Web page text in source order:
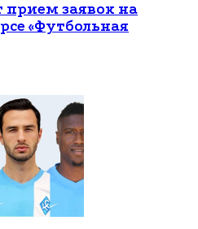
прием заявок на
«Футбольная